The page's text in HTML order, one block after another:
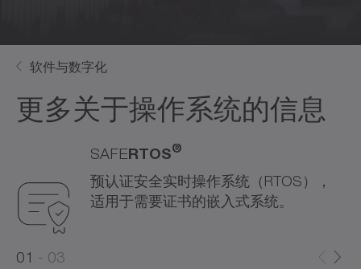
软件与数字化
更多关于操作系统的信息
SAFERTOS®
预认证安全实时操作系统（RTOS），
适用于需要证书的嵌入式系统。
01
03